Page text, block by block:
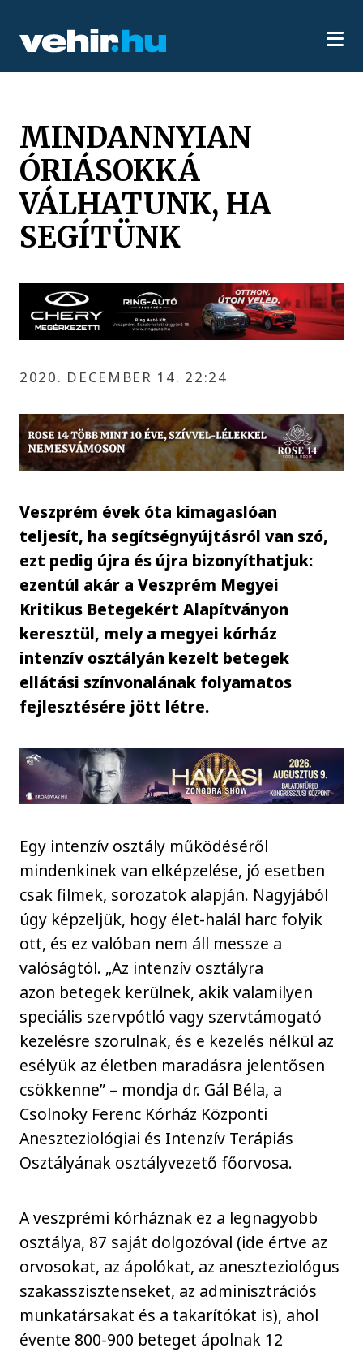
MINDANNYIAN
ÓRIÁSOKKÁ
VÁLHATUNK, HA
SEGÍTÜNK
2020. DECEMBER 14. 22:24
Veszprém évek óta kimagaslóan
teljesít, ha segítségnyújtásról van szó,
ezt pedig újra és újra bizonyíthatjuk:
ezentúl akár a Veszprém Megyei
Kritikus Betegekért Alapítványon
keresztül, mely a megyei kórház
intenzív osztályán kezelt betegek
ellátási színvonalának folyamatos
fejlesztésére jött létre.
Egy intenzív osztály működéséről
mindenkinek van elképzelése, jó esetben
csak filmek, sorozatok alapján. Nagyjából
úgy képzeljük, hogy élet-halál harc folyik
ott, és ez valóban nem áll messze a
valóságtól. „Az intenzív osztályra
azon betegek kerülnek, akik valamilyen
speciális szervpótló vagy szervtámogató
kezelésre szorulnak, és e kezelés nélkül az
esélyük az életben maradásra jelentősen
csökkenne” – mondja dr. Gál Béla, a
Csolnoky Ferenc Kórház Központi
Aneszteziológiai és Intenzív Terápiás
Osztályának osztályvezető főorvosa.
A veszprémi kórháznak ez a legnagyobb
osztálya, 87 saját dolgozóval (ide értve az
orvosokat, az ápolókat, az aneszteziológus
szakasszisztenseket, az adminisztrációs
munkatársakat és a takarítókat is), ahol
évente 800-900 beteget ápolnak 12